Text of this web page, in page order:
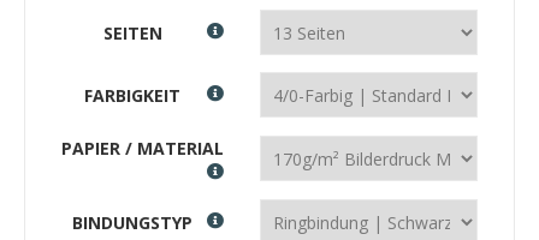
SEITEN
FARBIGKEIT
PAPIER / MATERIAL
BINDUNGSTYP